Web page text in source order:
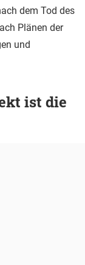
dem Tod des
Plänen der
und
ist die